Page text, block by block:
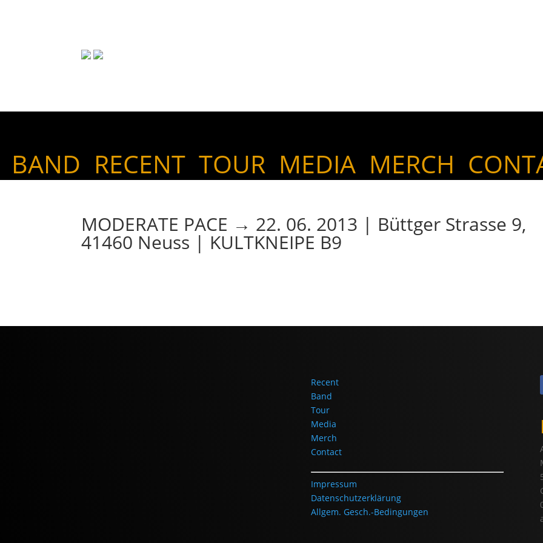
BAND RECENT TOUR MEDIA MERCH
MODERATE PACE → 22. 06. 2013 | Büttger Strasse 9,
41460 Neuss | KULTKNEIPE B9
Recent
Band
Tour
Media
Merch
Contact
Impressum
Datenschutzerklärung
Allgem. Gesch.-Bedingungen